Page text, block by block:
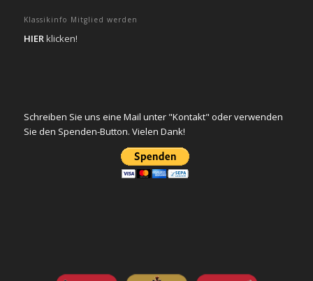
Klassikinfo Mitglied werden
HIERklicken!
Schreiben Sie uns eine Mail unter "Kontakt" oder verwenden
Sie den Spenden-Button. Vielen Dank!